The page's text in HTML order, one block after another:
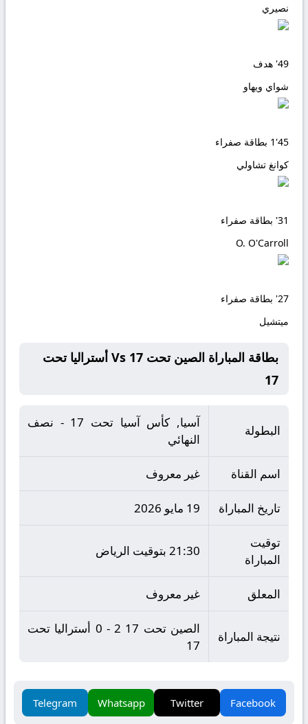
نصيري
49' هدف
شواي ويهاو
45'
1 بطاقة صفراء
كوانغ تشاولي
31' بطاقة صفراء
O. O'Carroll
27' بطاقة صفراء
ميتشيل
بطاقة المباراة الصين تحت 17 Vs أستراليا تحت
17
البطولة
آسيا, كأس آسيا تحت 17 - نصف
النهائي
اسم القناة غير معروف
تاريخ المباراة 19 مايو 2026
توقيت
المباراة
21:30 بتوقيت الرياض
المعلق غير معروف
نتيجة المباراة
الصين تحت 17 2 - 0 أستراليا تحت
17
Facebook
Twitter
Whatsapp
Telegram